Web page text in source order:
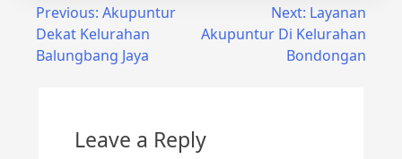
Post
navigation
Previous: Akupuntur
Dekat Kelurahan
Balungbang Jaya
Next: Layanan
Akupuntur Di Kelurahan
Bondongan
Leave a Reply